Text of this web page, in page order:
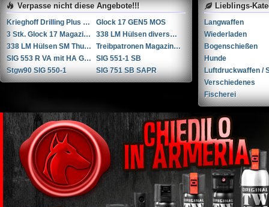
Verpasse nicht diese Angebote!!!
Krieghoff Drilling Plus 7x65R / 20-76 / 222Rem
Glock 17 GEN5 MOS
3 Stk. Glock 17 Magazine
338 LM Hülsen diverse Hersteller
338 LM Hülsen SM Thun / RUAG Thun
Treibpatronen Magazin STGW 57
SIG 553 R VA mit HA Griffstück
SIG 551-1 SB
Stgw90 SIG 550-1
SIG 751 SB SAPR
Lieblings-
Langwaffen
Wiederladen
Bogenschießen
Hunde
Luftdruckwaffen /
Verschiedenes
Fischerei